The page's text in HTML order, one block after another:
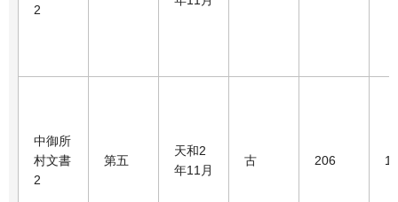
2
中御所
村文書
2
第五
天和2
年11月
古 206 1